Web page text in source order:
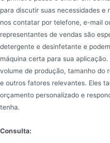
para discutir suas necessidades e
nos contatar por telefone, e-mail
representantes de vendas são
detergente e desinfetante e
máquina certa para sua
volume de produção, tamanho do
e outros fatores relevantes. Eles
orçamento personalizado e
tenha.
Consulta: